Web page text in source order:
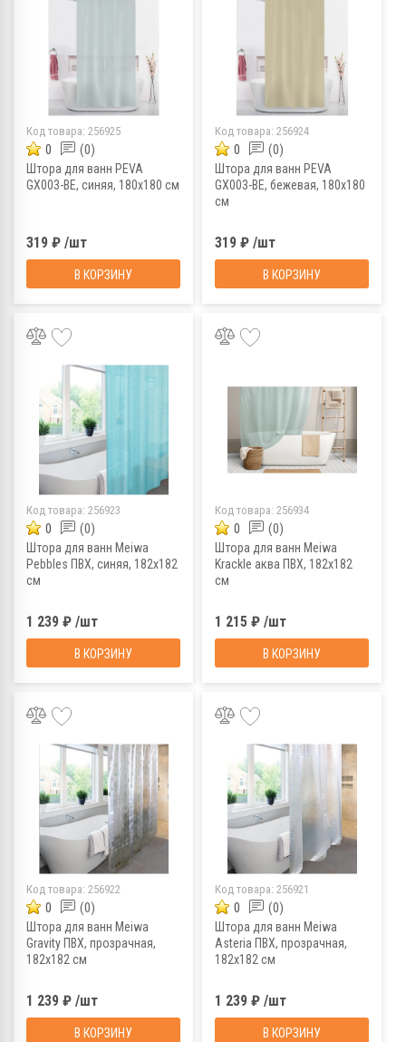
Код товара: 256925
0 (0)
Штора для ванн PEVA
GX003-BE, синяя, 180х180 см
319 ₽ /шт
В КОРЗИНУ
Код товара: 256924
0 (0)
Штора для ванн PEVA
GX003-BE, бежевая, 180х180
см
319 ₽ /шт
В КОРЗИНУ
Код товара: 256923
0 (0)
Штора для ванн Meiwa
Pebbles ПВХ, синяя, 182х182
см
1 239 ₽ /шт
В КОРЗИНУ
Код товара: 256934
0 (0)
Штора для ванн Meiwa
Krackle аква ПВХ, 182х182
см
1 215 ₽ /шт
В КОРЗИНУ
Код товара: 256922
0 (0)
Штора для ванн Meiwa
Gravity ПВХ, прозрачная,
182х182 см
1 239 ₽ /шт
В КОРЗИНУ
Код товара: 256921
0 (0)
Штора для ванн Meiwa
Asteria ПВХ, прозрачная,
182х182 см
1 239 ₽ /шт
В КОРЗИНУ